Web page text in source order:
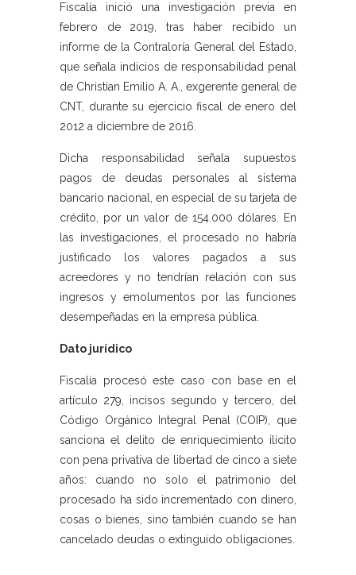
Fiscalía inició una investigación previa en
febrero de 2019, tras haber recibido un
informe de la Contraloría General del Estado,
que señala indicios de responsabilidad penal
de Christian Emilio A. A., exgerente general de
CNT, durante su ejercicio fiscal de enero del
2012 a diciembre de 2016.
Dicha responsabilidad señala supuestos
pagos de deudas personales al sistema
bancario nacional, en especial de su tarjeta de
crédito, por un valor de 154.000 dólares. En
las investigaciones, el procesado no habría
justificado los valores pagados a sus
acreedores y no tendrían relación con sus
ingresos y emolumentos por las funciones
desempeñadas en la empresa pública.
Dato jurídico
Fiscalía procesó este caso con base en el
artículo 279, incisos segundo y tercero, del
Código Orgánico Integral Penal (COIP), que
sanciona el delito de enriquecimiento ilícito
con pena privativa de libertad de cinco a siete
años: cuando no solo el patrimonio del
procesado ha sido incrementado con dinero,
cosas o bienes, sino también cuando se han
cancelado deudas o extinguido obligaciones.